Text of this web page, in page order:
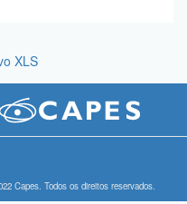
XLS
Capes. Todos os direitos reservados.